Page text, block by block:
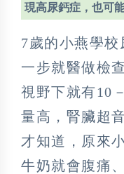
現高尿鈣症，也可
7歲的小燕學
一步就醫做檢
視野下就有10
量高，腎臟超
才知道，原來
牛奶就會腹痛